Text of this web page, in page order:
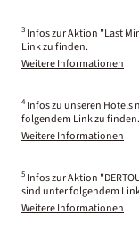
3 Infos zur Aktion "Last
Link zu finden.
Weitere Informationen
4 Infos zu unseren Hotels
folgendem Link zu finden.
Weitere Informationen
5 Infos zur Aktion
sind unter folgendem
Weitere Informationen